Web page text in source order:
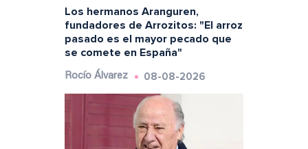
Los hermanos Aranguren,
fundadores de Arrozitos: "El arroz
pasado es el mayor pecado que
se comete en España"
Rocío Álvarez 08-08-2026